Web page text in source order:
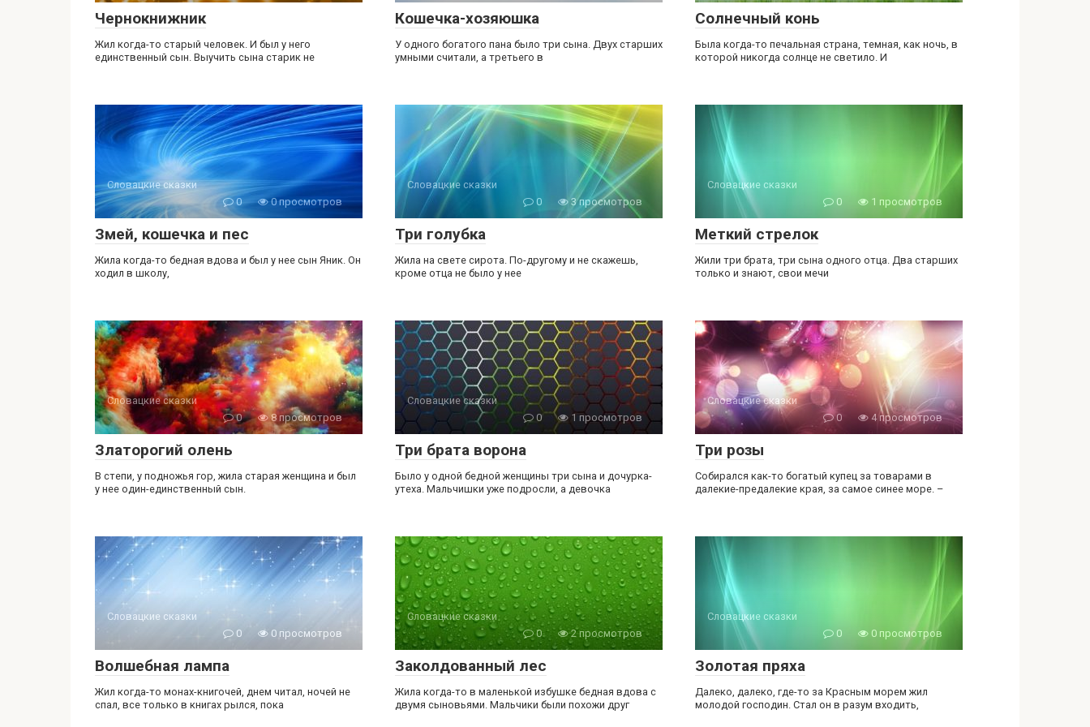
Чернокнижник
Жил когда-то старый человек. И был у него
единственный сын. Выучить сына старик не
Кошечка-хозяюшка
У одного богатого пана было три сына. Двух старших
умными считали, а третьего в
Солнечный конь
Была когда-то печальная страна, темная, как ночь, в
которой никогда солнце не светило. И
Словацкие сказки
0
0 просмотров
Змей, кошечка и пес
Жила когда-то бедная вдова и был у нее сын Яник. Он
ходил в школу,
Словацкие сказки
0
3 просмотров
Три голубка
Жила на свете сирота. По-другому и не скажешь,
кроме отца не было у нее
Словацкие сказки
0
1 просмотров
Меткий стрелок
Жили три брата, три сына одного отца. Два старших
только и знают, свои мечи
Словацкие сказки
0
8 просмотров
Златорогий олень
В степи, у подножья гор, жила старая женщина и был
у нее один-единственный сын.
Словацкие сказки
0
1 просмотров
Три брата ворона
Было у одной бедной женщины три сына и дочурка-
утеха. Мальчишки уже подросли, а девочка
Словацкие сказки
0
4 просмотров
Три розы
Собирался как-то богатый купец за товарами в
далекие-предалекие края, за самое синее море. –
Словацкие сказки
0
0 просмотров
Волшебная лампа
Жил когда-то монах-книгочей, днем читал, ночей не
спал, все только в книгах рылся, пока
Словацкие сказки
0
2 просмотров
Заколдованный лес
Жила когда-то в маленькой избушке бедная вдова с
двумя сыновьями. Мальчики были похожи друг
Словацкие сказки
0
0 просмотров
Золотая пряха
Далеко, далеко, где-то за Красным морем жил
молодой господин. Стал он в разум входить,